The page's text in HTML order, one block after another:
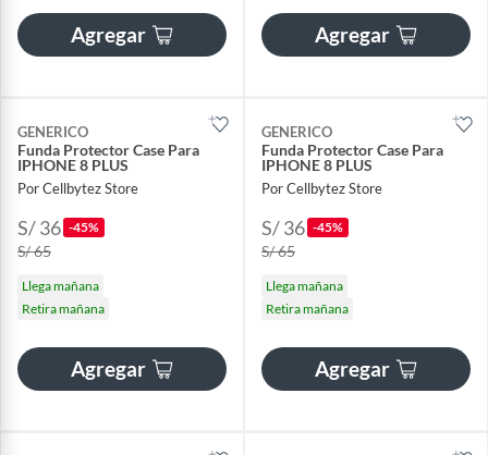
Agregar Agregar
GENERICO
Funda Protector Case Para
IPHONE 8 PLUS
Por Cellbytez Store
S/ 36 -45%
S/ 65
Llega mañana
Retira mañana
Agregar
GENERICO
Funda Protector Case Para
IPHONE 8 PLUS
Por Cellbytez Store
S/ 36 -45%
S/ 65
Llega mañana
Retira mañana
Agregar